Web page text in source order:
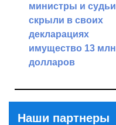
записям
министры и судьи
скрыли в своих
декларациях
имущество 13 млн
долларов
Наши партнеры